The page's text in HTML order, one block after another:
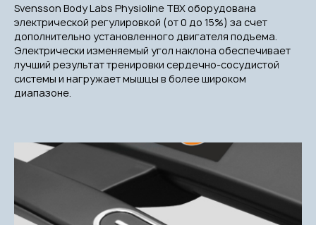
Svensson Body Labs Physioline TBX оборудована
электрической регулировкой (от 0 до 15%) за счет
дополнительно установленного двигателя подъема.
Электрически изменяемый угол наклона обеспечивает
лучший результат тренировки сердечно-сосудистой
системы и нагружает мышцы в более широком
диапазоне.